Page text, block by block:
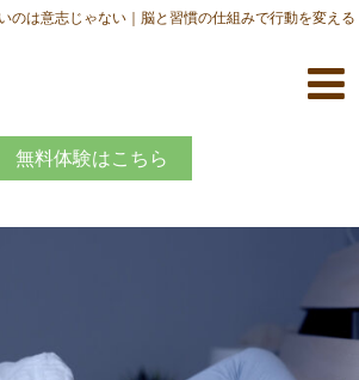
のは意志じゃない｜脳と習慣の仕組みで行動を変える
無料体験はこちら